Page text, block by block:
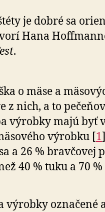
je dobré sa
Hana
.
o mäse a
z nich, a to
výrobky majú byť
výrobku [1
a 26 % bravčovej
40 % tuku a 70 %
výrobky označené